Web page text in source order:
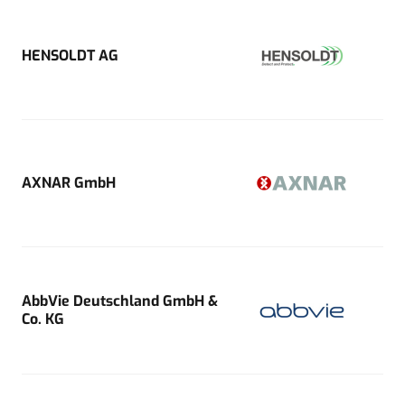
HENSOLDT AG
AXNAR GmbH
AbbVie Deutschland GmbH &
Co. KG